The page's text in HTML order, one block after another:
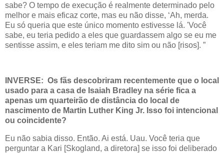
sabe? O tempo de execução é realmente determinado pelo
melhor e mais eficaz corte, mas eu não disse, ‘Ah, merda.
Eu só queria que este único momento estivesse lá. 'Você
sabe, eu teria pedido a eles que guardassem algo se eu me
sentisse assim, e eles teriam me dito sim ou não [risos]. ”
INVERSE: Os fãs descobriram recentemente que o local
usado para a casa de Isaiah Bradley na série fica a
apenas um quarteirão de distância do local de
nascimento de Martin Luther King Jr. Isso foi intencional
ou coincidente?
Eu não sabia disso. Então. Ai está. Uau. Você teria que
perguntar a Kari [Skogland, a diretora] se isso foi deliberado